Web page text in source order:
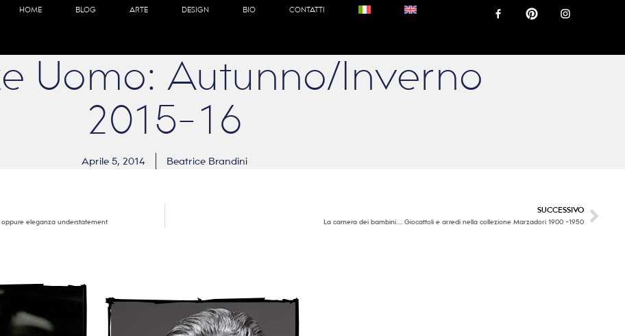
HOME BLOG ARTE DESIGN BIO CONTATTI
Uomo: Autunno/Inverno
2015-16
Aprile 5, 2014 Beatrice Brandini
eleganza understatement
SUCCESSIVO
La camera dei bambini…. Giocattoli e arredi nella collezione Marzadori 1900 -1950